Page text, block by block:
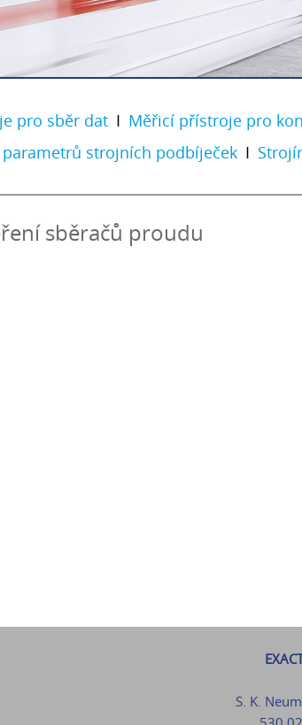
pro sběr dat I Měřicí přístroje pro
strojních podbíječek I
sběračů proudu
S. K.